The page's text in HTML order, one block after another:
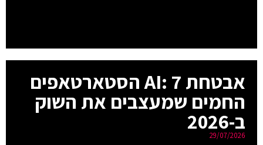
אבטחת AI: 7 הסטארטאפים
החמים שמעצבים את השוק
ב-2026
29/07/2026